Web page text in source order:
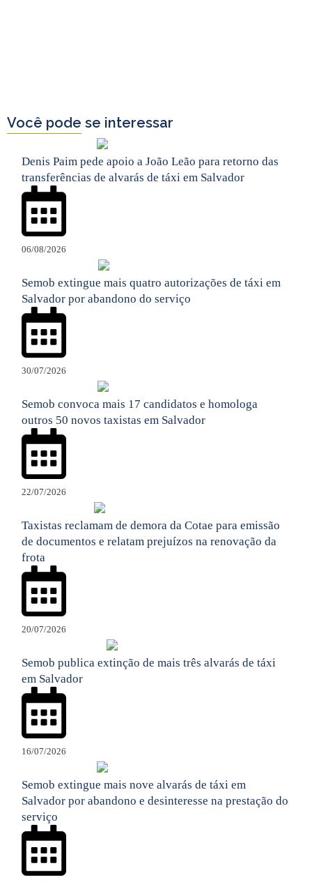
Você pode se interessar
Denis Paim pede apoio a João Leão para retorno das
transferências de alvarás de táxi em Salvador
06/08/2026
Semob extingue mais quatro autorizações de táxi em
Salvador por abandono do serviço
30/07/2026
Semob convoca mais 17 candidatos e homologa
outros 50 novos taxistas em Salvador
22/07/2026
Taxistas reclamam de demora da Cotae para emissão
de documentos e relatam prejuízos na renovação da
frota
20/07/2026
Semob publica extinção de mais três alvarás de táxi
em Salvador
16/07/2026
Semob extingue mais nove alvarás de táxi em
Salvador por abandono e desinteresse na prestação do
serviço